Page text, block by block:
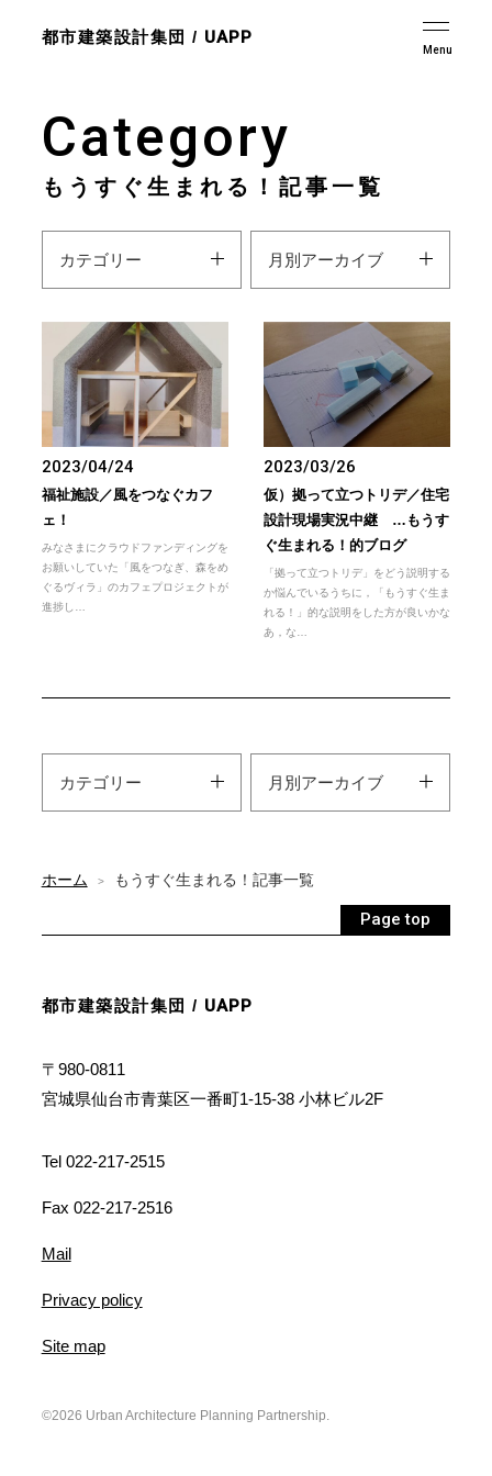
都市建築設計集団 / UAPP
Category
もうすぐ生まれる！記事一覧
2023/04/24
福祉施設／風をつなぐカフ
ェ！
みなさまにクラウドファンディングを
お願いしていた「風をつなぎ、森をめ
ぐるヴィラ」のカフェプロジェクトが
進捗し…
2023/03/26
仮）拠って立つトリデ／住宅
設計現場実況中継 …もうす
ぐ生まれる！的ブログ
「拠って立つトリデ」をどう説明する
か悩んでいるうちに，「もうすぐ生ま
れる！」的な説明をした方が良いかな
あ，な…
ホーム > もうすぐ生まれる！記事一覧
Page top
都市建築設計集団 / UAPP
〒980-0811
宮城県仙台市青葉区一番町1-15-38 小林ビル2F
Tel 022-217-2515
Fax 022-217-2516
Mail
Privacy policy
Site map
©2026 Urban Architecture Planning Partnership.